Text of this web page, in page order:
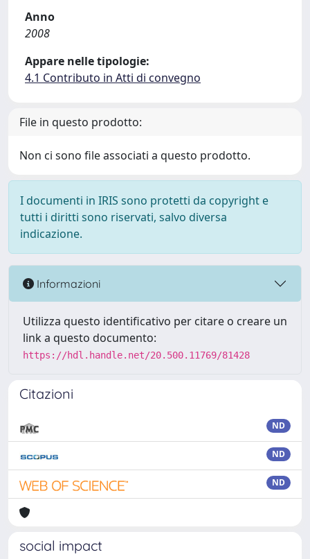
Anno
2008
Appare nelle tipologie:
4.1 Contributo in Atti di convegno
File in questo prodotto:
Non ci sono file associati a questo prodotto.
I documenti in IRIS sono protetti da copyright e
tutti i diritti sono riservati, salvo diversa
indicazione.
Informazioni
Utilizza questo identificativo per citare o creare un
link a questo documento:
https://hdl.handle.net/20.500.11769/81428
Citazioni
ND
ND
ND
social impact